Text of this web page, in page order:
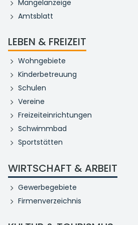
Mängelanzeige
Amtsblatt
LEBEN & FREIZEIT
Wohngebiete
Kinderbetreuung
Schulen
Vereine
Freizeiteinrichtungen
Schwimmbad
Sportstätten
WIRTSCHAFT & ARBEIT
Gewerbegebiete
Firmenverzeichnis